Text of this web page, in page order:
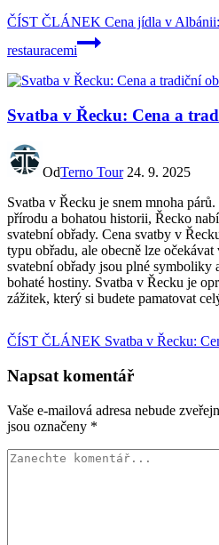
ČÍST ČLÁNEK Cena jídla v
restauracemi
Svatba v Řecku: Cena a
OdTerno Tour 24. 9. 2025
Svatba v Řecku je snem mnoha
přírodu a bohatou historii, Řecko
svatební obřady. Cena svatby v
typu obřadu, ale obecně lze
svatební obřady jsou plné symboliky
bohaté hostiny. Svatba v Řecku je
zážitek, který si budete pamatovat
ČÍST ČLÁNEK Svatba v Řecku:
Napsat komentář
Vaše e-mailová adresa nebude
jsou označeny *